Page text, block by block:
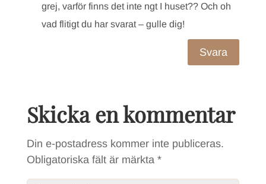
grej, varför finns det inte ngt I huset?? Och oh
vad flitigt du har svarat – gulle dig!
Svara
Skicka en kommentar
Din e-postadress kommer inte publiceras.
Obligatoriska fält är märkta *